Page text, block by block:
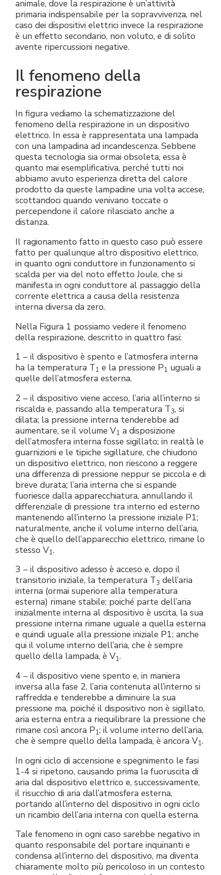
animale, dove la respirazione è un’attività
primaria indispensabile per la sopravvivenza, nel
caso dei dispositivi elettrici invece la respirazione
è un effetto secondario, non voluto, e di solito
avente ripercussioni negative.
Il fenomeno della
respirazione
In figura vediamo la schematizzazione del
fenomeno della respirazione in un dispositivo
elettrico. In essa è rappresentata una lampada
con una lampadina ad incandescenza. Sebbene
questa tecnologia sia ormai obsoleta, essa è
quanto mai esemplificativa, perché tutti noi
abbiamo avuto esperienza diretta del calore
prodotto da queste lampadine una volta accese,
scottandoci quando venivano toccate o
percependone il calore rilasciato anche a
distanza.
Il ragionamento fatto in questo caso può essere
fatto per qualunque altro dispositivo elettrico,
in quanto ogni conduttore in funzionamento si
scalda per via del noto effetto Joule, che si
manifesta in ogni conduttore al passaggio della
corrente elettrica a causa della resistenza
interna diversa da zero.
Nella Figura 1 possiamo vedere il fenomeno
della respirazione, descritto in quattro fasi:
1 – il dispositivo è spento e l’atmosfera interna
ha la temperatura T1 e la pressione P1 uguali a
quelle dell’atmosfera esterna.
2 – il dispositivo viene acceso, l’aria all’interno si
riscalda e, passando alla temperatura T3, si
dilata; la pressione interna tenderebbe ad
aumentare, se il volume V1 a disposizione
dell’atmosfera interna fosse sigillato; in realtà le
guarnizioni e le tipiche sigillature, che chiudono
un dispositivo elettrico, non riescono a reggere
una differenza di pressione neppur se piccola e di
breve durata; l’aria interna che si espande
fuoriesce dalla apparecchiatura, annullando il
differenziale di pressione tra interno ed esterno
mantenendo all’interno la pressione iniziale P1;
naturalmente, anche il volume interno dell’aria,
che è quello dell’apparecchio elettrico, rimane lo
stesso V1.
3 – il dispositivo adesso è acceso e, dopo il
transitorio iniziale, la temperatura T3 dell’aria
interna (ormai superiore alla temperatura
esterna) rimane stabile; poiché parte dell’aria
inizialmente interna al dispositivo è uscita, la sua
pressione interna rimane uguale a quella esterna
e quindi uguale alla pressione iniziale P1; anche
qui il volume interno dell’aria, che è sempre
quello della lampada, è V1.
4 – il dispositivo viene spento e, in maniera
inversa alla fase 2, l’aria contenuta all’interno si
raffredda e tenderebbe a diminuire la sua
pressione ma, poiché il dispositivo non è sigillato,
aria esterna entra a riequilibrare la pressione che
rimane così ancora P1; il volume interno dell’aria,
che è sempre quello della lampada, è ancora V1.
In ogni ciclo di accensione e spegnimento le fasi
1-4 si ripetono, causando prima la fuoruscita di
aria dal dispositivo elettrico e, successivamente,
il risucchio di aria dall’atmosfera esterna,
portando all’interno del dispositivo in ogni ciclo
un ricambio dell’aria interna con quella esterna.
Tale fenomeno in ogni caso sarebbe negativo in
quanto responsabile del portare inquinanti e
condensa all’interno del dispositivo, ma diventa
chiaramente molto più pericoloso in un contesto